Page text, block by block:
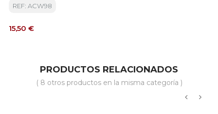
REF: ACW98
Precio
15,50 €
PRODUCTOS RELACIONADOS
( 8 otros productos en la misma categoría )